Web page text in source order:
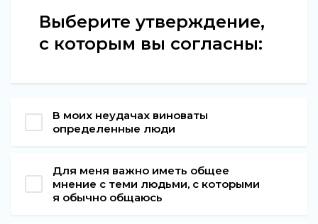
Выберите утверждение,
с которым вы согласны:
В моих неудачах виноваты
определенные люди
Для меня важно иметь общее
мнение с теми людьми, с которыми
я обычно общаюсь